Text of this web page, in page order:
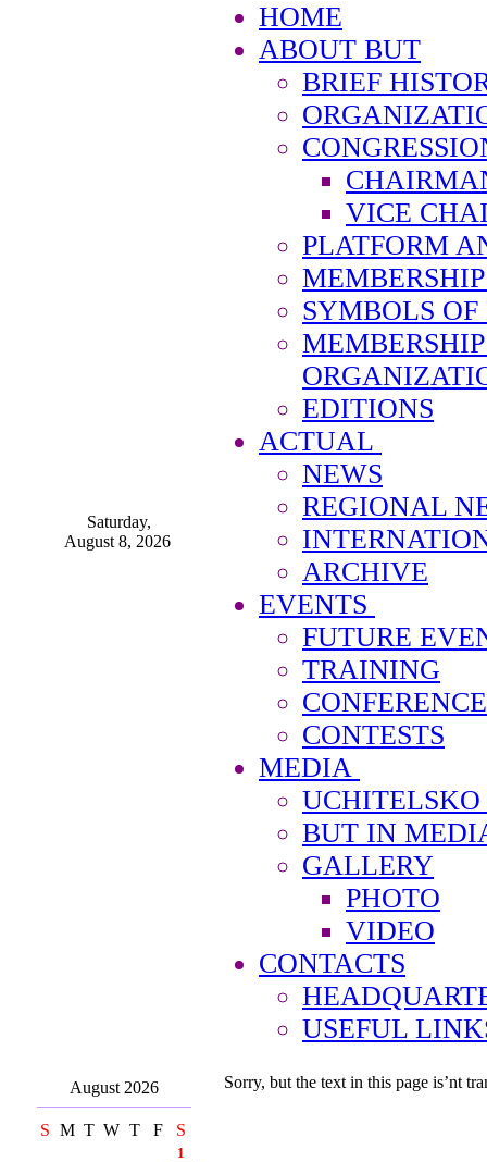
Saturday,
August 8, 2026
HOME
ABOUT BUT
BRIEF
VICE
PLATFORM
SYMBOLS
EDITIONS
ACTUAL
NEWS
REGIONAL
ARCHIVE
EVENTS
FUTURE
TRAINING
CONTESTS
MEDIA
BUT IN
GALLERY
PHOTO
VIDEO
CONTACTS
USEFUL
August 2026
S M T W T F S
1
Sorry, but the text in this page is’nt